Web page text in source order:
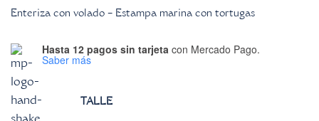
Enteriza con volado – Estampa marina con tortugas
Hasta 12 pagos sin tarjeta con Mercado Pago.
Saber más
TALLE